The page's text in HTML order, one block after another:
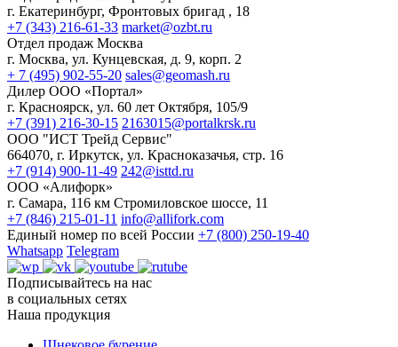
г. Екатеринбург, Фронтовых бригад , 18
+7 (343) 216-61-33 market@ozbt.ru
Отдел продаж Москва
г. Москва, ул. Кунцевская, д. 9, корп. 2
+ 7 (495) 902-55-20 sales@geomash.ru
Дилер ООО «Портал»
г. Красноярск, ул. 60 лет Октября, 105/9
+7 (391) 216-30-15 2163015@portalkrsk.ru
ООО "ИСТ Трейд Сервис"
664070, г. Иркутск, ул. Красноказачья, стр. 16
+7 (914) 900-11-49 242@isttd.ru
ООО «Алифорк»
г. Самара, 116 км Стромиловское шоссе, 11
+7 (846) 215-01-11 info@allifork.com
Единый номер по всей России +7 (800) 250-19-40
Whatsapp Telegram
Подписывайтесь на нас
в социальных сетях
Наша продукция